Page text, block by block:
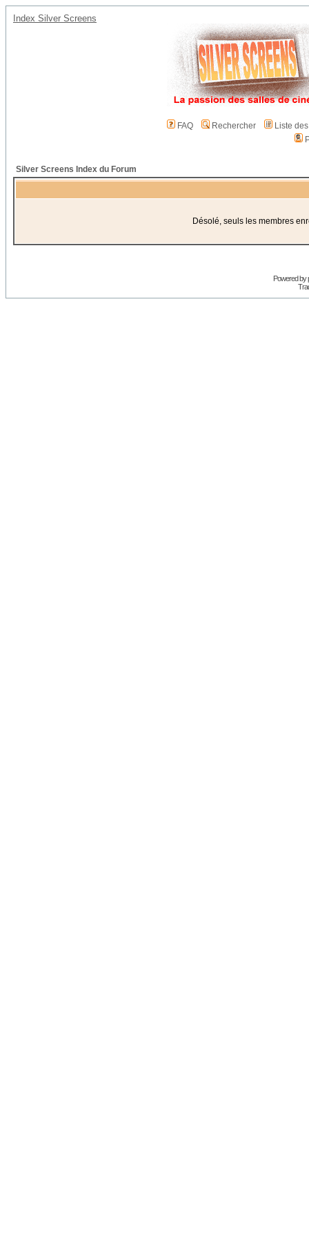
Index Silver Screens
FAQ Rechercher
Liste
Silver Screens Index du Forum
Désolé, seuls les membres
Powered by